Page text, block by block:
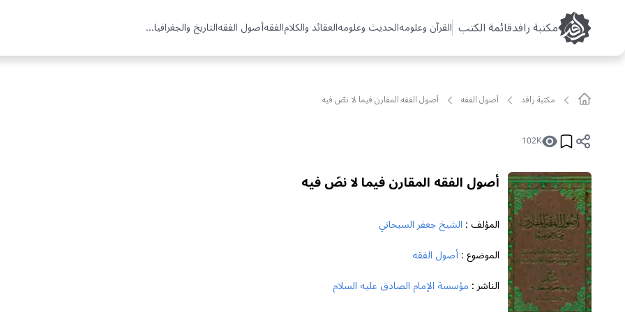
مکتبة رافدقائمة الكتب القرآن وعلومهالحديث وعلومهالعقائد والكلامالفقهأصول الفقهالتاريخ والجغرافيا...
مکتبة رافد أصول الفقه أصول الفقه المقارن فيما لا نصّ فيه
102K
أصول الفقه المقارن فيما لا نصّ فيه
المؤلف : الشيخ جعفر السبحاني
الموضوع :أصول الفقه
الناشر : مؤسسة الإمام الصادق عليه السلام